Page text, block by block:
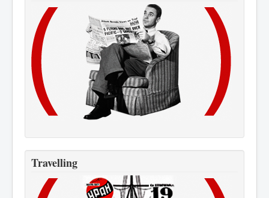
Travelling